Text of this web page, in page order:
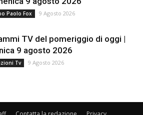
Paolo Fox 9 Agosto 2026
TV del pomeriggio di oggi |
9 agosto 2026
Tv 9 Agosto 2026